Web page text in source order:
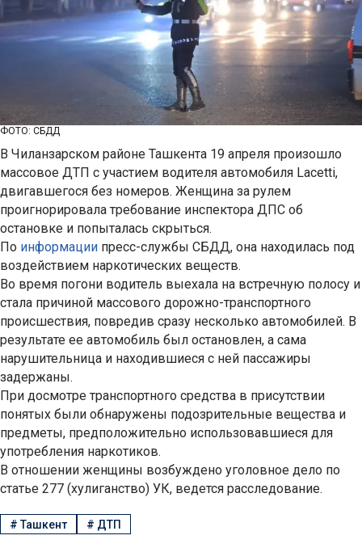
ФОТО: СБДД
В Чиланзарском районе Ташкента 19 апреля произошло
массовое ДТП с участием водителя автомобиля Lacetti,
двигавшегося без номеров. Женщина за рулем
проигнорировала требование инспектора ДПС об
остановке и попыталась скрыться.
По информации пресс-службы СБДД, она находилась под
воздействием наркотических веществ.
Во время погони водитель выехала на встречную полосу и
стала причиной массового дорожно-транспортного
происшествия, повредив сразу несколько автомобилей. В
результате ее автомобиль был остановлен, а сама
нарушительница и находившиеся с ней пассажиры
задержаны.
При досмотре транспортного средства в присутствии
понятых были обнаружены подозрительные вещества и
предметы, предположительно использовавшиеся для
употребления наркотиков.
В отношении женщины возбуждено уголовное дело по
статье 277 (хулиганство) УК, ведется расследование.
#Ташкент # ДТП